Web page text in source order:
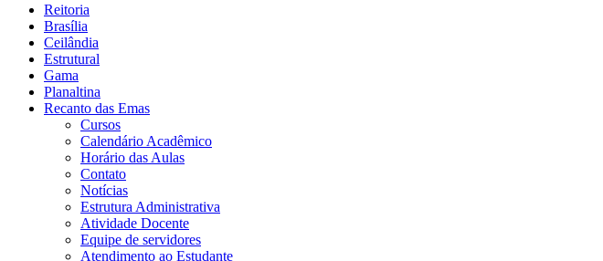
Reitoria
Brasília
Ceilândia
Estrutural
Gama
Planaltina
Recanto das Emas
Cursos
Calendário Acadêmico
Horário das Aulas
Contato
Notícias
Estrutura Administrativa
Atividade Docente
Equipe de servidores
Atendimento ao Estudante